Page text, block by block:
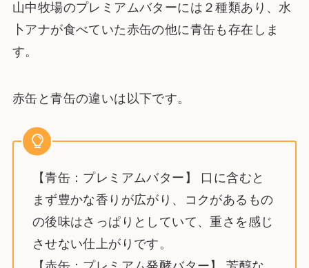
山中牧場のプレミアムバターには２種類あり、水
卜アナが食べていた赤缶の他に青缶も存在しま
す。
赤缶と青缶の違いは以下です。
【青缶：プレミアムバター】 口に含むと
まず豊かな香りが広がり、コクがあるもの
の後味はさっぱりとしていて、重さを感じ
させない仕上がりです。